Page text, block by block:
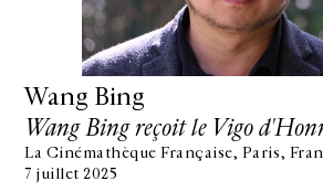
Wang Bing
Wang Bing reçoit le Vigo
La Cinémathèque Française, Paris,
7 juillet 2025
GALERIE CHANTAL CROUSEL